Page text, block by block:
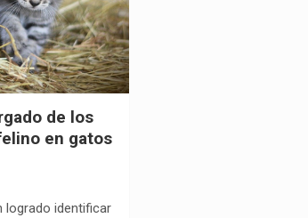
de los
en gatos
logrado identificar